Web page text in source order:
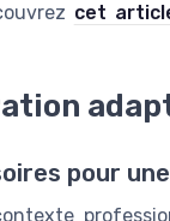
cet
pour